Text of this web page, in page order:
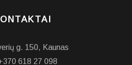
g. 150, Kaunas
618 27 098